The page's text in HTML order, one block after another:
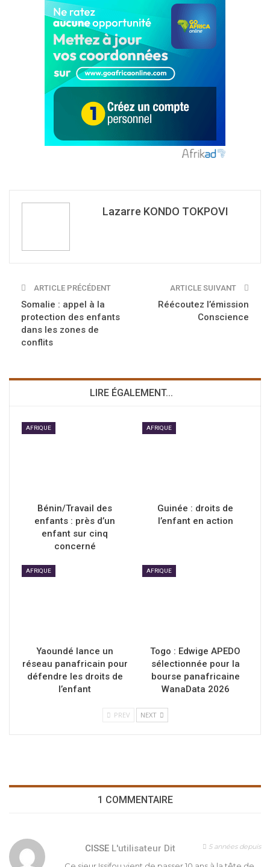
Lazarre KONDO TOKPOVI
ARTICLE PRÉCÉDENT
Somalie : appel à la
protection des enfants
dans les zones de
conflits
ARTICLE SUIVANT
Réécoutez l’émission
Conscience
LIRE ÉGALEMENT...
AFRIQUE
Bénin/Travail des
enfants : près d’un
enfant sur cinq
concerné
AFRIQUE
Guinée : droits de
l’enfant en action
AFRIQUE
Yaoundé lance un
réseau panafricain pour
défendre les droits de
l’enfant
AFRIQUE
Togo : Edwige APEDO
sélectionnée pour la
bourse panafricaine
WanaData 2026
PREV NEXT
1 COMMENTAIRE
CISSE L'utilisateur Dit 5 années depuis